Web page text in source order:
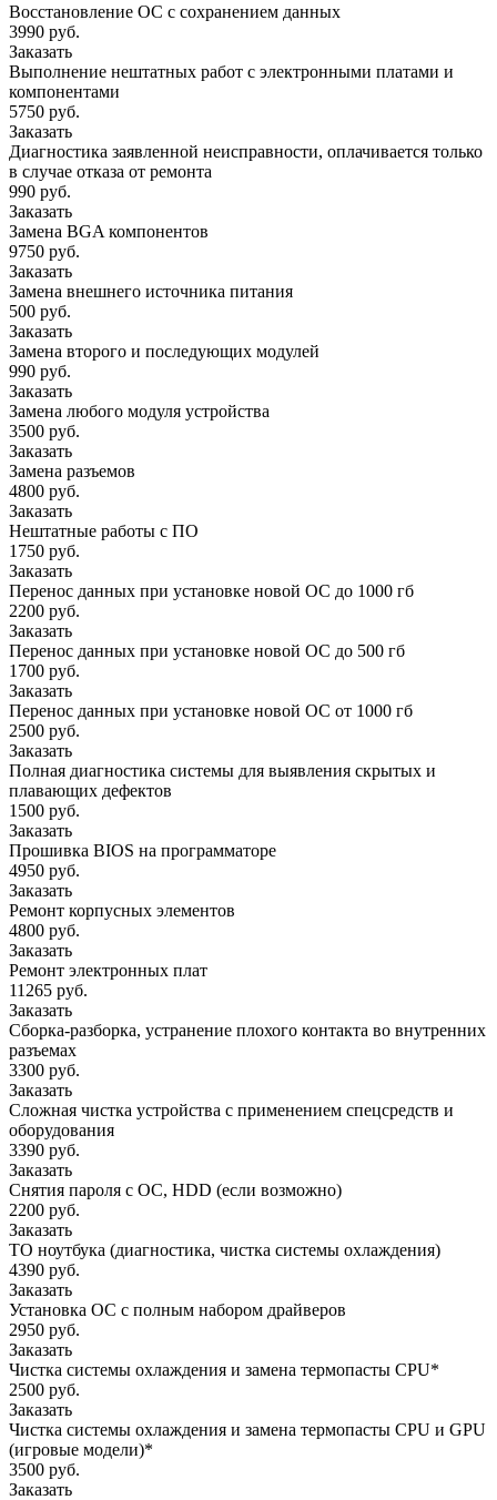
Восстановление ОС с сохранением данных
3990 руб.
Заказать
Выполнение нештатных работ с электронными платами и
компонентами
5750 руб.
Заказать
Диагностика заявленной неисправности, оплачивается только
в случае отказа от ремонта
990 руб.
Заказать
Замена BGA компонентов
9750 руб.
Заказать
Замена внешнего источника питания
500 руб.
Заказать
Замена второго и последующих модулей
990 руб.
Заказать
Замена любого модуля устройства
3500 руб.
Заказать
Замена разъемов
4800 руб.
Заказать
Нештатные работы с ПО
1750 руб.
Заказать
Перенос данных при установке новой ОС до 1000 гб
2200 руб.
Заказать
Перенос данных при установке новой ОС до 500 гб
1700 руб.
Заказать
Перенос данных при установке новой ОС от 1000 гб
2500 руб.
Заказать
Полная диагностика системы для выявления скрытых и
плавающих дефектов
1500 руб.
Заказать
Прошивка BIOS на программаторе
4950 руб.
Заказать
Ремонт корпусных элементов
4800 руб.
Заказать
Ремонт электронных плат
11265 руб.
Заказать
Сборка-разборка, устранение плохого контакта во внутренних
разъемах
3300 руб.
Заказать
Сложная чистка устройства с применением спецсредств и
оборудования
3390 руб.
Заказать
Снятия пароля с OC, HDD (если возможно)
2200 руб.
Заказать
ТО ноутбука (диагностика, чистка системы охлаждения)
4390 руб.
Заказать
Установка ОС с полным набором драйверов
2950 руб.
Заказать
Чистка системы охлаждения и замена термопасты CPU*
2500 руб.
Заказать
Чистка системы охлаждения и замена термопасты CPU и GPU
(игровые модели)*
3500 руб.
Заказать